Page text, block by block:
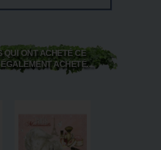
QUI ONT ACHETÉ CE
ACHETÉ...